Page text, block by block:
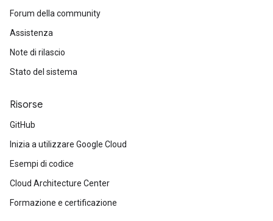
Forum della community
Assistenza
Note di rilascio
Stato del sistema
Risorse
GitHub
Inizia a utilizzare Google Cloud
Esempi di codice
Cloud Architecture Center
Formazione e certificazione